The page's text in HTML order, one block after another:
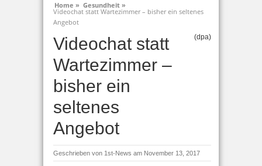
Home » Gesundheit »
Videochat statt Wartezimmer – bisher ein seltenes
Angebot
Videochat statt
Wartezimmer –
bisher ein
seltenes
Angebot
(dpa)
Geschrieben von 1st-News am November 13, 2017